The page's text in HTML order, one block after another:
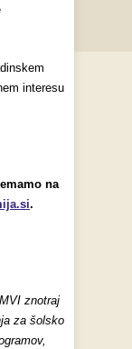
interesu
na
.
znotraj
za šolsko